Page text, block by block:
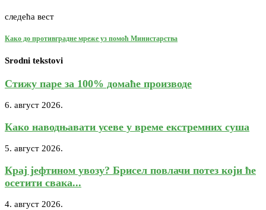
следећа вест
Како до противградне мреже уз помоћ Министарства
Srodni tekstovi
Стижу паре за 100% домаће производе
6. август 2026.
Како наводњавати усеве у време екстремних суша
5. август 2026.
Крај јефтином увозу? Брисел повлачи потез који ће
осетити свака...
4. август 2026.